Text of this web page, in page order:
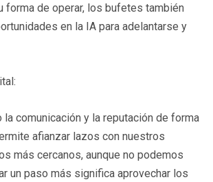
forma de operar, los bufetes también
en la IA para adelantarse y
la comunicación y la reputación de forma
afianzar lazos con nuestros
más cercanos, aunque no podemos
un paso más significa aprovechar los